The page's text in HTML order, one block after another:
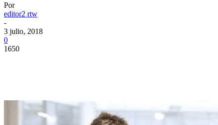
Por
editor2 rtw
-
3 julio, 2018
0
1650